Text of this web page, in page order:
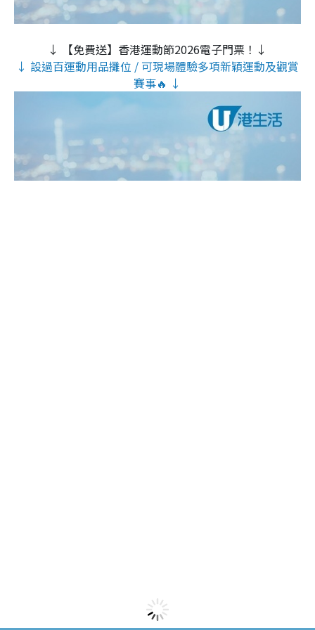
↓ 【免費送】香港運動節2026電子門票！↓
↓ 設過百運動用品攤位 / 可現場體驗多項新穎運動及觀賞
賽事🔥 ↓